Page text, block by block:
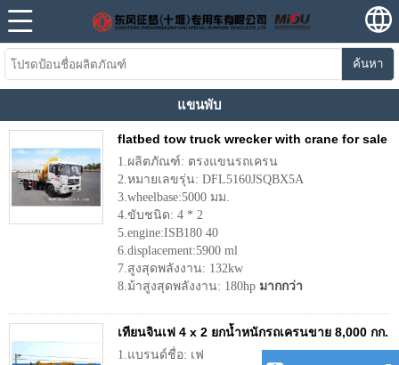
ค้นหา
แขนพับ
flatbed tow truck wrecker with crane for sale
1.ผลิตภัณฑ์: ตรงแขนรถเครน
2.หมายเลขรุ่น: DFL5160JSQBX5A
3.wheelbase:5000 มม.
4.ขับชนิด: 4 * 2
5.engine:ISB180 40
6.displacement:5900 ml
7.สูงสุดพลังงาน: 132kw
8.ม้าสูงสุดพลังงาน: 180hp มากกว่า
เทียนจินเฟ 4 x 2 ยกน้ำหนักรถเครนขาย 8,000 กก.
1.แบรนด์ชื่อ: เฟ